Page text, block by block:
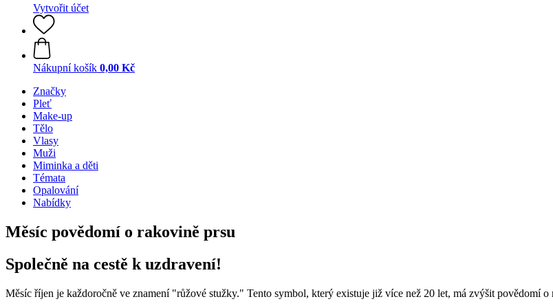
Vytvořit účet
Nákupní košík 0,00 Kč
Značky
Pleť
Make-up
Tělo
Vlasy
Muži
Miminka a děti
Témata
Opalování
Nabídky
Měsíc povědomí o rakovině prsu
Společně na cestě k uzdravení!
Měsíc říjen je každoročně ve znamení "růžové stužky." Tento symbol, který existuje již více než 20 let, má zvýšit povědomí o